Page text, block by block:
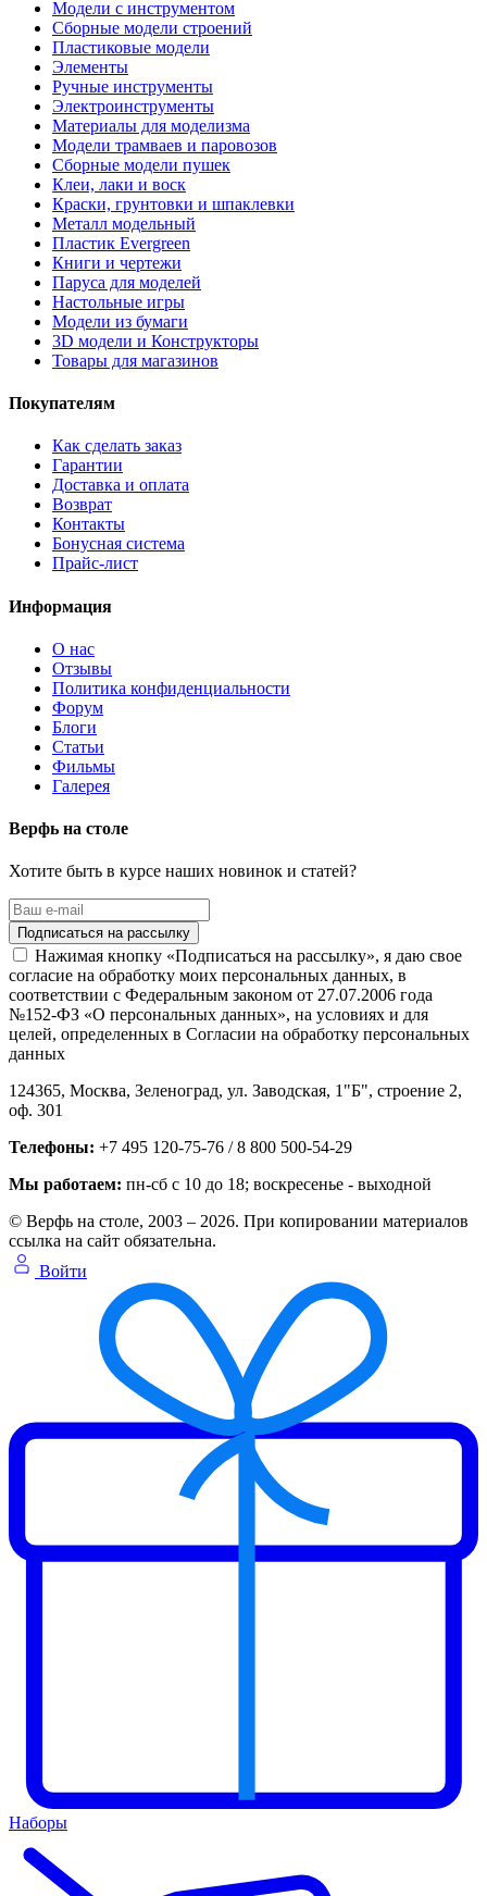
Модели с инструментом
Сборные модели строений
Пластиковые модели
Элементы
Ручные инструменты
Электроинструменты
Материалы для моделизма
Модели трамваев и паровозов
Сборные модели пушек
Клеи, лаки и воск
Краски, грунтовки и шпаклевки
Металл модельный
Пластик Evergreen
Книги и чертежи
Паруса для моделей
Настольные игры
Модели из бумаги
3D модели и Конструкторы
Товары для магазинов
Покупателям
Как сделать заказ
Гарантии
Доставка и оплата
Возврат
Контакты
Бонусная система
Прайс-лист
Информация
О нас
Отзывы
Политика конфиденциальности
Форум
Блоги
Статьи
Фильмы
Галерея
Верфь на столе
Хотите быть в курсе наших новинок и статей?
Нажимая кнопку «Подписаться на рассылку», я даю свое
согласие на обработку моих персональных данных, в
соответствии с Федеральным законом от 27.07.2006 года
№152-ФЗ «О персональных данных», на условиях и для
целей, определенных в Согласии на обработку персональных
данных
124365, Москва, Зеленоград, ул. Заводская, 1"Б", строение 2,
оф. 301
Телефоны: +7 495 120-75-76 / 8 800 500-54-29
Мы работаем: пн-сб с 10 до 18; воскресенье - выходной
© Верфь на столе, 2003 – 2026. При копировании материалов
ссылка на сайт обязательна.
Войти
Наборы